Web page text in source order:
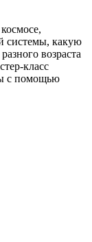
системы, какую
возраста
класс
с помощью